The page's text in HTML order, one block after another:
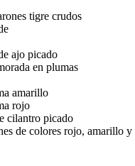
tigre crudos
ajo picado
en plumas
amarillo
rojo
cilantro picado
de colores rojo, amarillo y